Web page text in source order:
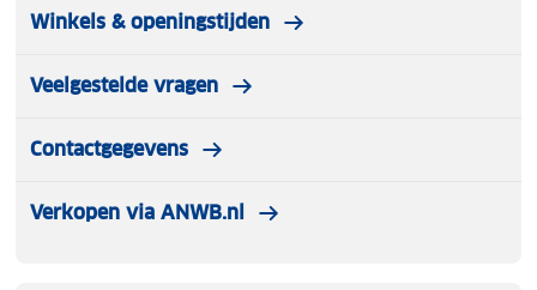
Winkels & openingstijden
Veelgestelde vragen
Contactgegevens
Verkopen via ANWB.nl